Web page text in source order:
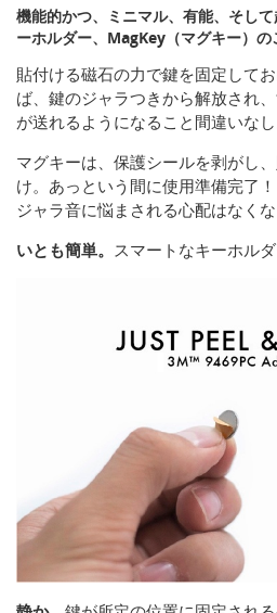
機能的かつ、ミニマル、有能、そし
ーホルダー、MagKey（マグキー）の
貼付ける磁石の力で鍵を固定して
ば、鍵のジャラつきから解放され
が送れるようになること間違いなし
マグキーは、保護シールを剥がし
け。あっという間に使用準備完了
ジャラ音に悩まされる心配はなくな
いとも簡単。 スマートなキーホル